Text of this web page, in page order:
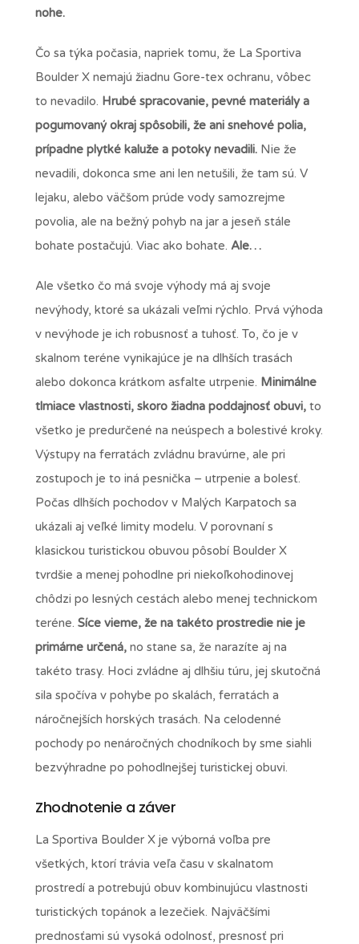
nohe.
Čo sa týka počasia, napriek tomu, že La Sportiva
Boulder X nemajú žiadnu Gore-tex ochranu, vôbec
to nevadilo. Hrubé spracovanie, pevné materiály a
pogumovaný okraj spôsobili, že ani snehové polia,
prípadne plytké kaluže a potoky nevadili. Nie že
nevadili, dokonca sme ani len netušili, že tam sú. V
lejaku, alebo väčšom prúde vody samozrejme
povolia, ale na bežný pohyb na jar a jeseň stále
bohate postačujú. Viac ako bohate. Ale…
Ale všetko čo má svoje výhody má aj svoje
nevýhody, ktoré sa ukázali veľmi rýchlo. Prvá výhoda
v nevýhode je ich robusnosť a tuhosť. To, čo je v
skalnom teréne vynikajúce je na dlhších trasách
alebo dokonca krátkom asfalte utrpenie. Minimálne
tlmiace vlastnosti, skoro žiadna poddajnosť obuvi, to
všetko je predurčené na neúspech a bolestivé kroky.
Výstupy na ferratách zvládnu bravúrne, ale pri
zostupoch je to iná pesnička – utrpenie a bolesť.
Počas dlhších pochodov v Malých Karpatoch sa
ukázali aj veľké limity modelu. V porovnaní s
klasickou turistickou obuvou pôsobí Boulder X
tvrdšie a menej pohodlne pri niekoľkohodinovej
chôdzi po lesných cestách alebo menej technickom
teréne. Síce vieme, že na takéto prostredie nie je
primárne určená, no stane sa, že narazíte aj na
takéto trasy. Hoci zvládne aj dlhšiu túru, jej skutočná
sila spočíva v pohybe po skalách, ferratách a
náročnejších horských trasách. Na celodenné
pochody po nenáročných chodníkoch by sme siahli
bezvýhradne po pohodlnejšej turistickej obuvi.
Zhodnotenie a záver
La Sportiva Boulder X je výborná voľba pre
všetkých, ktorí trávia veľa času v skalnatom
prostredí a potrebujú obuv kombinujúcu vlastnosti
turistických topánok a lezečiek. Najväčšími
prednosťami sú vysoká odolnosť, presnosť pri